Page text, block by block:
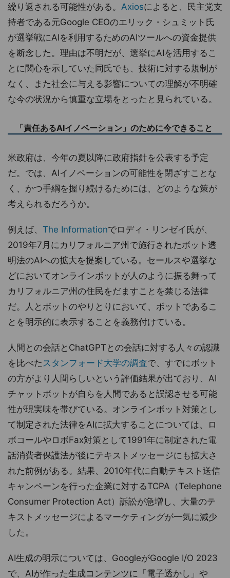
繰り返される可能性がある。 Axiosによると、民主党支
持者である元Google CEOのエリック・シュミット氏
が選挙戦にAIを利用するためのAIツールへの資金提供
を断念した。理由は不明だが、選挙にAIを活用するこ
とに関心を示していた同氏でも、技術に対する規制が
なく、また社会に与える影響についての理解が不明確
な今の状況から慎重な立場をとったと見られている。
「責任あるAIイノベーション」のために今できること
米政府は、今年の夏以降に政府指針を公表する予定
だ。では、AIイノベーションの可能性を閉ざすことな
く、かつ手綱を握り続けるためには、どのような策が
考えられるだろうか。
例えば、 The Informationでロディ・リンゼイ氏が、
2019年7月にカリフォルニア州で施行されたボット透
明法のAIへの拡大を提案している。セールスや選挙な
どにおいてオンラインボットが人のように振る舞って
カリフォルニア州の住民をだますことを禁じる法律
だ。人とボットのやりとりにおいて、ボットであるこ
とを明示的に表示することを義務付けている。
人間との会話とChatGPTとの会話に対する人々の認識
を比べたスタンフォード大学の調査で、すでにボット
の方がより人間らしいという評価結果が出ており、AI
チャットボットが自らを人間であると誤認させる可能
性が現実味を帯びている。オンラインボット対策とし
て制定された法律をAIに拡大することについては、ロ
ボコールやロボFax対策として1991年に制定された電
話消費者保護法が後にテキストメッセージにも拡大さ
れた前例がある。結果、2010年代に自動テキスト送信
キャンペーンを行った企業に対するTCPA（Telephone
Consumer Protection Act）訴訟が急増し、大量のテ
キストメッセージによるマーケティングが一気に減少
した。
AI生成の明示については、GoogleがGoogle I/O 2023
で、AIが作った生成コンテンツに「電子透かし」や